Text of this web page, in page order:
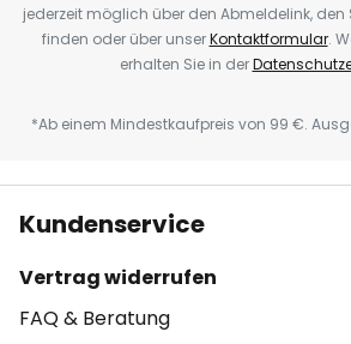
jederzeit möglich über den Abmeldelink, den
finden oder über unserKontaktformular.
erhalten Sie in der
*Ab einem Mindestkaufpreis von 99 €.
Kundenservice
Vertrag widerrufen
FAQ & Beratung